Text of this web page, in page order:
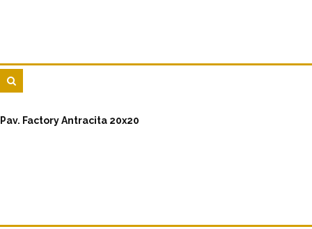
Pav. Factory Antracita 20x20